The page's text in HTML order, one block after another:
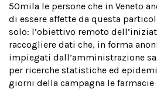
50mila le persone che in Veneto
di essere affette da questa
solo: l’obiettivo remoto
raccogliere dati che, in forma
impiegati dall’amministrazione
per ricerche statistiche ed
giorni della campagna le